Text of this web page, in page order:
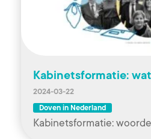
Kabinetsformatie:
2024-03-22
Doven in Nederland
Kabinetsformatie: